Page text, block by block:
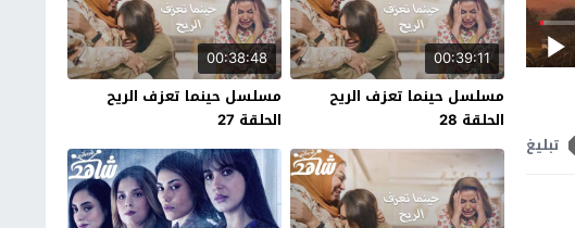
تبليغ
00:39:11
مسلسل حينما تعزف الريح
الحلقة 28
00:38:48
مسلسل حينما تعزف الريح
الحلقة 27